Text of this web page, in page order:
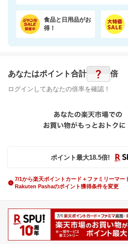
食品と日用品がお
得！
あなたはポイント合計 ? 倍
ログインしてあなたの倍率を確認！
ポイント最大18.5倍!
7/1から楽天ポイントカード＋ファミリーマー
Rakuten Pashaのポイント獲得条件を変更